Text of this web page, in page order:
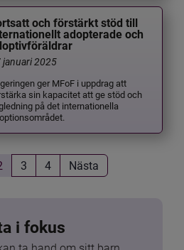
och förstärkt stöd till
adopterade och
januari 2025
ger MFoF i uppdrag att
sin kapacitet att ge stöd och
på det internationella
3 4 Nästa
i fokus